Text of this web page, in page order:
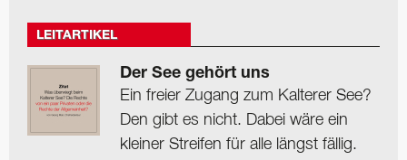
LEITARTIKEL
Der See gehört uns
Ein freier Zugang zum Kalterer See?
Den gibt es nicht. Dabei wäre ein
kleiner Streifen für alle längst fällig.